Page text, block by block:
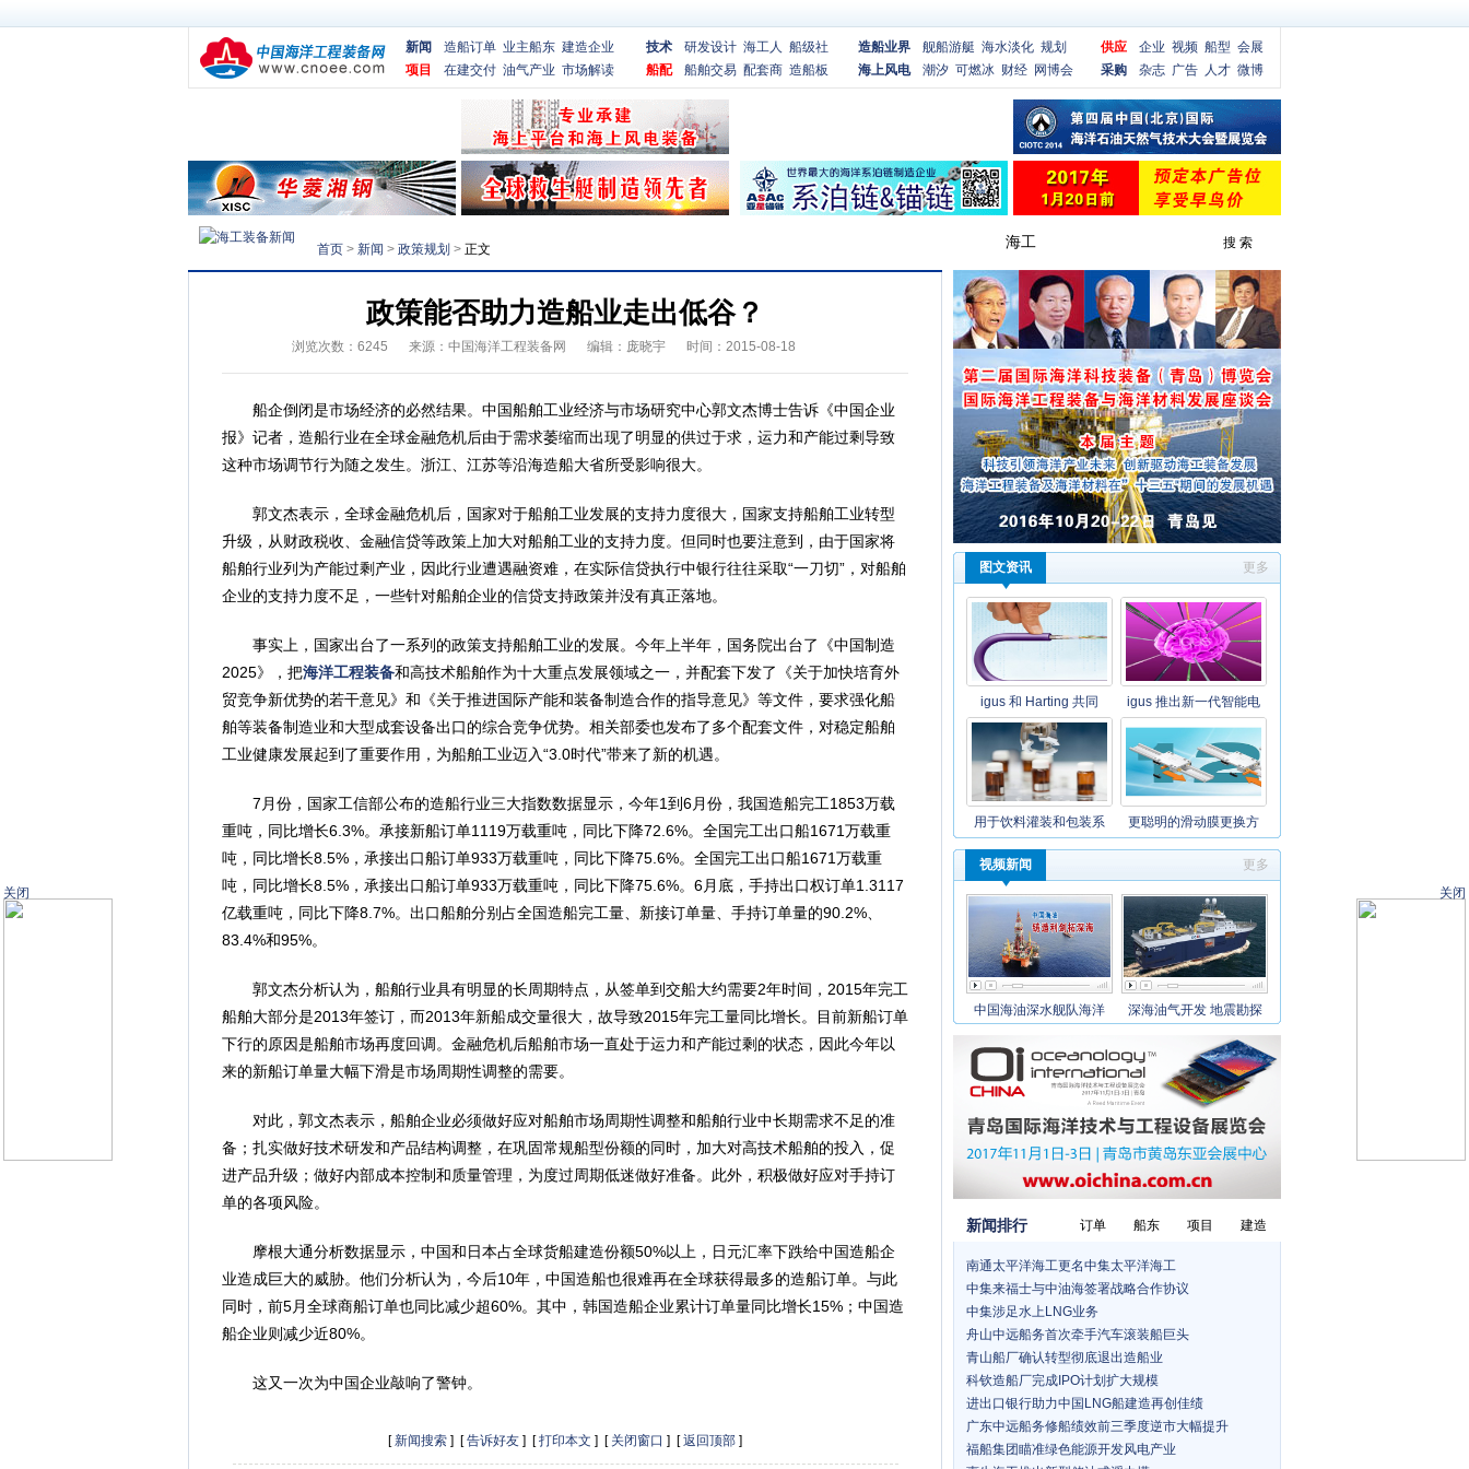
关闭
关闭
新闻 造船订单 业主船东 建造企业
项目
在建交付 油气产业 市场解读
技术 研发设计 海工人 船级社
船配
船舶交易 配套商 造船板
造船业界 舰船游艇 海水淡化 规划
海上风电
潮汐 可燃冰 财经 网博会
供应 企业 视频 船型 会展
采购
杂志 广告 人才 微博
首页 > 新闻 > 政策规划 > 正文
政策能否助力造船业走出低谷？
浏览次数： 6245 来源： 中国海洋工程装备网 编辑：庞晓宇 时间：2015-08-18
船企倒闭是市场经济的必然结果。中国船舶工业经济与市场研究中心郭文杰博士告诉《中国企业
报》记者，造船行业在全球金融危机后由于需求萎缩而出现了明显的供过于求，运力和产能过剩导致
这种市场调节行为随之发生。浙江、江苏等沿海造船大省所受影响很大。
郭文杰表示，全球金融危机后，国家对于船舶工业发展的支持力度很大，国家支持船舶工业转型
升级，从财政税收、金融信贷等政策上加大对船舶工业的支持力度。但同时也要注意到，由于国家将
船舶行业列为产能过剩产业，因此行业遭遇融资难，在实际信贷执行中银行往往采取“一刀切”，对船舶
企业的支持力度不足，一些针对船舶企业的信贷支持政策并没有真正落地。
事实上，国家出台了一系列的政策支持船舶工业的发展。今年上半年，国务院出台了《中国制造
2025》，把海洋工程装备和高技术船舶作为十大重点发展领域之一，并配套下发了《关于加快培育外
贸竞争新优势的若干意见》和《关于推进国际产能和装备制造合作的指导意见》等文件，要求强化船
舶等装备制造业和大型成套设备出口的综合竞争优势。相关部委也发布了多个配套文件，对稳定船舶
工业健康发展起到了重要作用，为船舶工业迈入“3.0时代”带来了新的机遇。
7月份，国家工信部公布的造船行业三大指数数据显示，今年1到6月份，我国造船完工1853万载
重吨，同比增长6.3%。承接新船订单1119万载重吨，同比下降72.6%。全国完工出口船1671万载重
吨，同比增长8.5%，承接出口船订单933万载重吨，同比下降75.6%。全国完工出口船1671万载重
吨，同比增长8.5%，承接出口船订单933万载重吨，同比下降75.6%。6月底，手持出口权订单1.3117
亿载重吨，同比下降8.7%。出口船舶分别占全国造船完工量、新接订单量、手持订单量的90.2%、
83.4%和95%。
郭文杰分析认为，船舶行业具有明显的长周期特点，从签单到交船大约需要2年时间，2015年完工
船舶大部分是2013年签订，而2013年新船成交量很大，故导致2015年完工量同比增长。目前新船订单
下行的原因是船舶市场再度回调。金融危机后船舶市场一直处于运力和产能过剩的状态，因此今年以
来的新船订单量大幅下滑是市场周期性调整的需要。
对此，郭文杰表示，船舶企业必须做好应对船舶市场周期性调整和船舶行业中长期需求不足的准
备；扎实做好技术研发和产品结构调整，在巩固常规船型份额的同时，加大对高技术船舶的投入，促
进产品升级；做好内部成本控制和质量管理，为度过周期低迷做好准备。此外，积极做好应对手持订
单的各项风险。
摩根大通分析数据显示，中国和日本占全球货船建造份额50%以上，日元汇率下跌给中国造船企
业造成巨大的威胁。他们分析认为，今后10年，中国造船也很难再在全球获得最多的造船订单。与此
同时，前5月全球商船订单也同比减少超60%。其中，韩国造船企业累计订单量同比增长15%；中国造
船企业则减少近80%。
这又一次为中国企业敲响了警钟。
[新闻搜索 ] [告诉好友 ] [打印本文 ] [ 关闭窗口 ] [返回顶部 ]
更多
图文资讯
igus 和 Harting 共同 igus 推出新一代智能电
用于饮料灌装和包装系 更聪明的滑动膜更换方
更多
视频新闻
中国海油深水舰队海洋 深海油气开发 地震勘探
新闻排行 建造
项目
船东
订单
南通太平洋海工更名中集太平洋海工
中集来福士与中油海签署战略合作协议
中集涉足水上LNG业务
舟山中远船务首次牵手汽车滚装船巨头
青山船厂确认转型彻底退出造船业
科钦造船厂完成IPO计划扩大规模
进出口银行助力中国LNG船建造再创佳绩
广东中远船务修船绩效前三季度逆市大幅提升
福船集团瞄准绿色能源开发风电产业